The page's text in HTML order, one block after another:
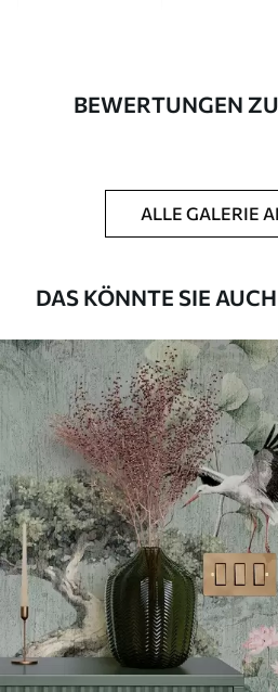
bis zu 50 cm
Optionen
und/oder
Schwamm
Fototapeten
können mit
Methode der
Anwendung
Nahtlose
Verfügbare Materialien
Standard
45.0027.00 €/m²
BEWERTUNGEN
ALLE GALERIE
DAS KÖNNTE SIE